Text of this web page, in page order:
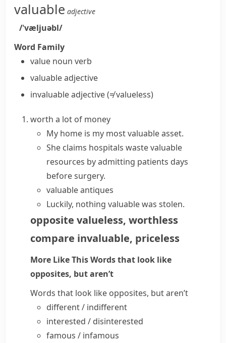
valuable adjective
/ˈvæljuəbl/
Word Family
value noun verb
valuableadjective
invaluableadjective(≠ valueless)
worth a lot of money
My home is my mostvaluable asset.
She claims hospitals wastevaluable
resources by admitting patients days
before surgery.
valuable antiques
Luckily, nothing valuable was stolen.
opposite valueless, worthless
compare invaluable, priceless
More Like ThisWords that look like
opposites, but aren’t
Words that look like opposites, but aren’t
different/ indifferent
interested / disinterested
famous / infamous